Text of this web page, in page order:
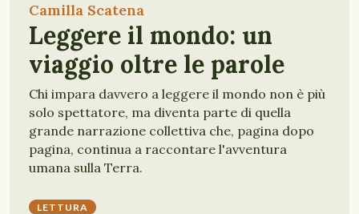
Camilla Scatena
Leggere il mondo: un
viaggio oltre le parole
Chi impara davvero a leggere il mondo non è più
solo spettatore, ma diventa parte di quella
grande narrazione collettiva che, pagina dopo
pagina, continua a raccontare l'avventura
umana sulla Terra.
LETTURA